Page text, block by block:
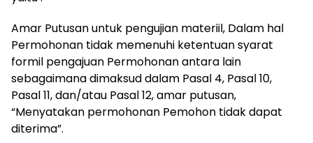
Amar Putusan untuk pengujian materiil, Dalam hal
Permohonan tidak memenuhi ketentuan syarat
formil pengajuan Permohonan antara lain
sebagaimana dimaksud dalam Pasal 4, Pasal 10,
Pasal 11, dan/atau Pasal 12, amar putusan,
“Menyatakan permohonan Pemohon tidak dapat
diterima”.